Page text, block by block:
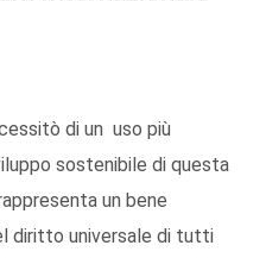
di un uso più
sostenibile di questa
un bene
diritto universale di tutti